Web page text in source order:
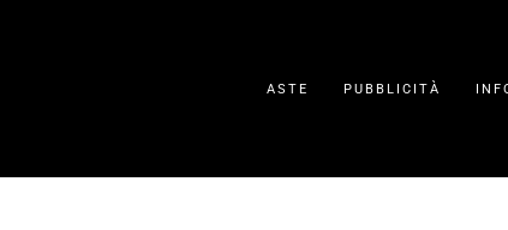
ASTE PUBBLICITÀ